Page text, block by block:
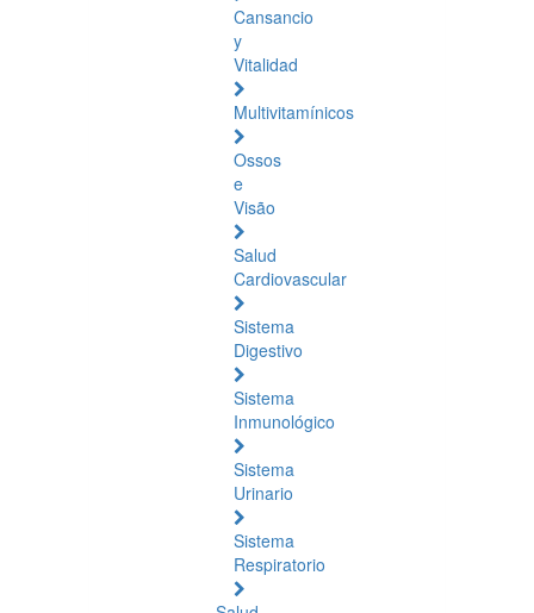
Cansancio
y
Vitalidad
Multivitamínicos
Ossos
e
Visão
Salud
Cardiovascular
Sistema
Digestivo
Sistema
Inmunológico
Sistema
Urinario
Sistema
Respiratorio